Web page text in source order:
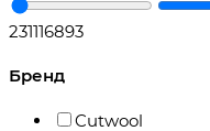
231116893
Бренд
Cutwool